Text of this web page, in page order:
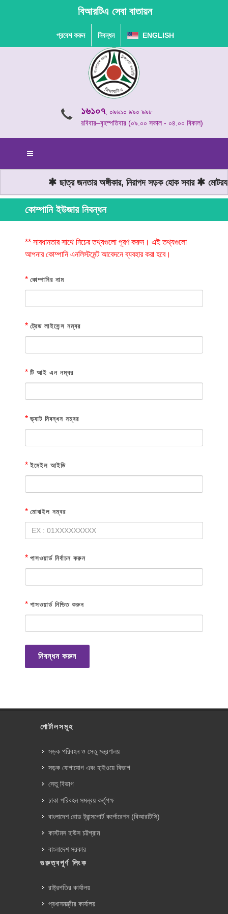
বিআরটিএ সেবা বাতায়ন
প্রবেশ করুন নিবন্ধন ENGLISH
১৬১০৭, ০৯৬১০ ৯৯০ ৯৯৮
রবিবার–বৃহস্পতিবার (০৯.০০ সকাল - ০৪.০০ বিকাল)
ছাত্র জনতার অঙ্গীকার, নিরাপদ সড়ক হোক সবার
কোম্পানি ইউজার নিবন্ধন
** সাবধানতার সাথে নিচের তথ্যগুলো পূরণ করুন। এই তথ্যগুলো
আপনার কোম্পানি এনলিস্টমেন্ট আবেদনে ব্যবহার করা হবে।
* কোম্পানির নাম
* ট্রেড লাইসেন্স নম্বর
* টি আই এন নম্বর
* ভ্যাট নিবন্ধন নম্বর
* ইমেইল আইডি
* মোবাইল নম্বর
* পাসওয়ার্ড নির্বাচন করুন
* পাসওয়ার্ড নিশ্চিত করুন
নিবন্ধন করুন
পোর্টালসমূহ
সড়ক পরিবহন ও সেতু মন্ত্রণালয়
সড়ক যোগাযোগ এবং হাইওয়ে বিভাগ
সেতু বিভাগ
ঢাকা পরিবহন সমন্বয় কর্তৃপক্ষ
বাংলাদেশ রোড ট্রান্সপোর্ট কর্পোরেশন (বিআরটিসি)
কাস্টমস হাউস চট্টগ্রাম
বাংলাদেশ সরকার
গুরুত্বপূর্ণ লিংক
রাষ্ট্রপতির কার্যালয়
প্রধানমন্ত্রীর কার্যালয়